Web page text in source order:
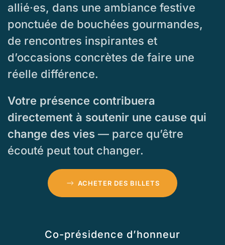
allié·es, dans une ambiance festive
ponctuée de bouchées gourmandes,
de rencontres inspirantes et
d’occasions concrètes de faire une
réelle différence.
Votre présence contribuera
directement à soutenir une cause qui
change des vies — parce qu’être
écouté peut tout changer.
ACHETER DES BILLETS
Co-présidence d’honneur